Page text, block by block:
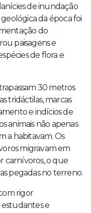
de inundação
da época foi
do
paisagens e
de flora e
30 metros
tridáctilas, marcas
e indícios de
animais não apenas
a habitavam. Os
migravam em
carnívoros, o que
pegadas no terreno.
rigor
e